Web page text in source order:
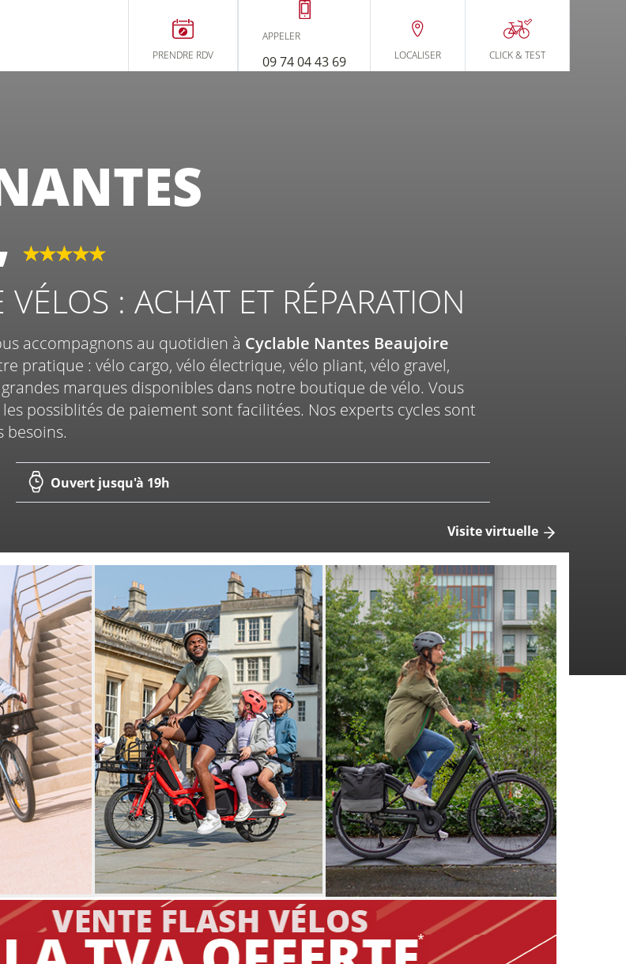
CYCLABLE
À NANTES BEAUJOIRE
Entretien
Essai de
Financement Assurance
Prise de
Entreprises
Vélo
Marquage
PRENDRE RDV
APPELER
09 74 04 43 69 LOCALISER CLICK& TEST
: ACHAT ET RÉPARATION
accompagnons au quotidien à Cyclable Nantes Beaujoire
pratique : vélo cargo, vélo électrique, vélo pliant, vélo gravel,
marques disponibles dans notre boutique de vélo. Vous
possiblités de paiement sont facilitées. Nos experts cycles sont
besoins.
Ouvert jusqu'à 19h
Visite virtuelle